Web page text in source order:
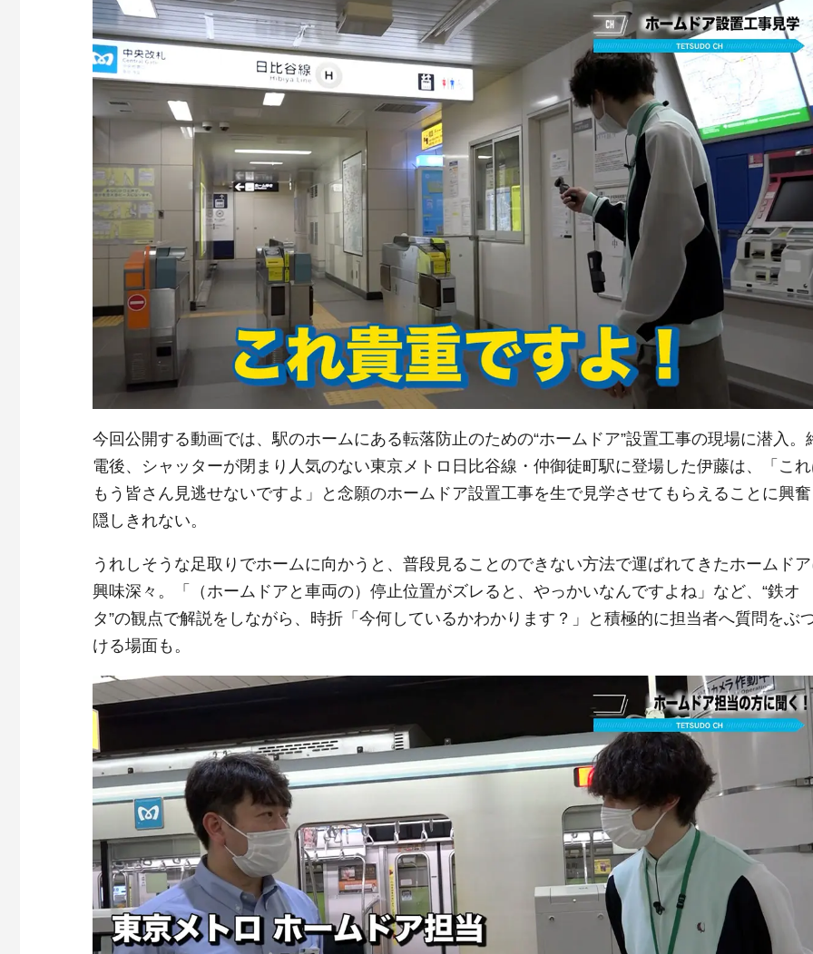
今回公開する動画では、駅のホームにある転落防止のための“ホームドア”設置工事の現場に潜入。
電後、シャッターが閉まり人気のない東京メトロ日比谷線・仲御徒町駅に登場した伊藤は、「こ
もう皆さん見逃せないですよ」と念願のホームドア設置工事を生で見学させてもらえることに興
隠しきれない。
うれしそうな足取りでホームに向かうと、普段見ることのできない方法で運ばれてきたホームド
興味深々。「（ホームドアと車両の）停止位置がズレると、やっかいなんですよね」など、“鉄オ
タ”の観点で解説をしながら、時折「今何しているかわかります？」と積極的に担当者へ質問をぶ
ける場面も。